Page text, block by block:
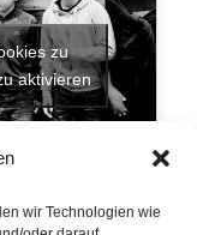
wir Technologien wie
zu
aktivieren